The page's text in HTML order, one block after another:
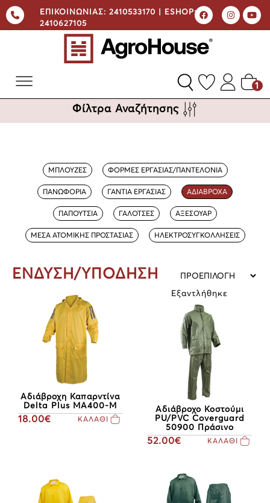
ΕΠΙΚΟΙΝΩΝΙΑΣ: 2410533170 | ESHOP:
2410627105
1
Φίλτρα Αναζήτησης
ΜΠΛΟΥΖΕΣ ΦΟΡΜΕΣ ΕΡΓΑΣΙΑΣ/ΠΑΝΤΕΛΟΝΙΑ
ΠΑΝΩΦΟΡΙΑ ΓΑΝΤΙΑ ΕΡΓΑΣΙΑΣ ΑΔΙΑΒΡΟΧΑ
ΠΑΠΟΥΤΣΙΑ ΓΑΛΟΤΣΕΣ ΑΞΕΣΟΥΑΡ
ΜΕΣΑ ΑΤΟΜΙΚΗΣ ΠΡΟΣΤΑΣΙΑΣ ΗΛΕΚΤΡΟΣΥΓΚΟΛΛΗΣΕΙΣ
ΕΝΔΥΣΗ/ΥΠΟΔΗΣΗ
Αδιάβροχη Καπαρντίνα
Delta Plus MA400-M
18.00€ ΚΑΛΑΘΙ
Εξαντλήθηκε
Αδιάβροχο Κοστούμι
PU/PVC Coverguard
50900 Πράσινο
52.00€ ΚΑΛΑΘΙ